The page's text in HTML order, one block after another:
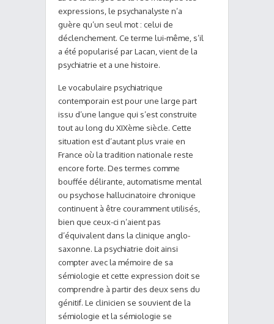
expressions, le psychanalyste n’a
guère qu’un seul mot : celui de
déclenchement. Ce terme lui-même, s’il
a été popularisé par Lacan, vient de la
psychiatrie et a une histoire.
Le vocabulaire psychiatrique
contemporain est pour une large part
issu d’une langue qui s’est construite
tout au long du XIXème siècle. Cette
situation est d’autant plus vraie en
France où la tradition nationale reste
encore forte. Des termes comme
bouffée délirante, automatisme mental
ou psychose hallucinatoire chronique
continuent à être couramment utilisés,
bien que ceux-ci n’aient pas
d’équivalent dans la clinique anglo-
saxonne. La psychiatrie doit ainsi
compter avec la mémoire de sa
sémiologie et cette expression doit se
comprendre à partir des deux sens du
génitif. Le clinicien se souvient de la
sémiologie et la sémiologie se